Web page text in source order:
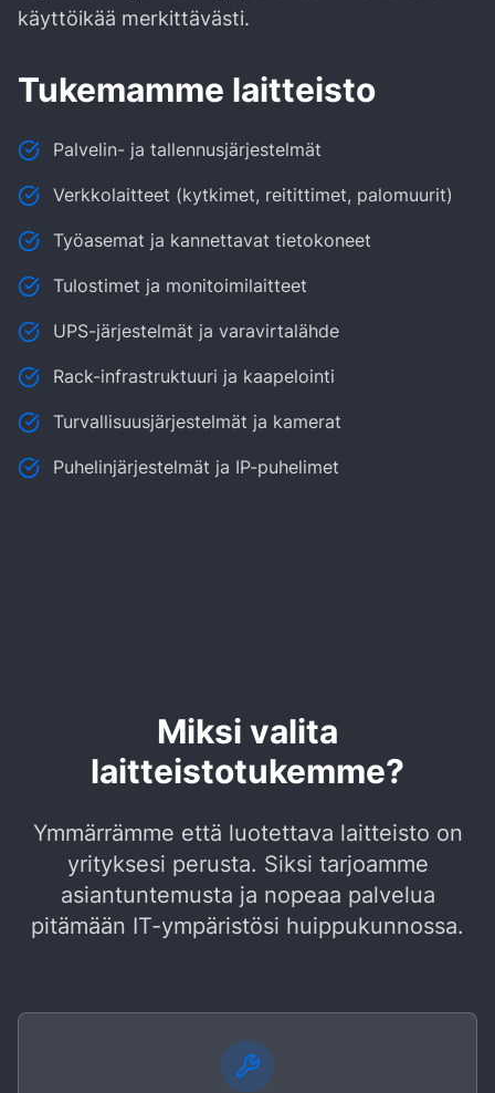
käyttöikää merkittävästi.
Tukemamme laitteisto
Palvelin- ja tallennusjärjestelmät
Verkkolaitteet (kytkimet, reitittimet, palomuurit)
Työasemat ja kannettavat tietokoneet
Tulostimet ja monitoimilaitteet
UPS-järjestelmät ja varavirtalähde
Rack-infrastruktuuri ja kaapelointi
Turvallisuusjärjestelmät ja kamerat
Puhelinjärjestelmät ja IP-puhelimet
Miksi valita
laitteistotukemme?
Ymmärrämme että luotettava laitteisto on
yrityksesi perusta. Siksi tarjoamme
asiantuntemusta ja nopeaa palvelua
pitämään IT-ympäristösi huippukunnossa.